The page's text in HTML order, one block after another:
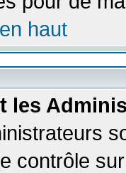
haut
les
contrôle